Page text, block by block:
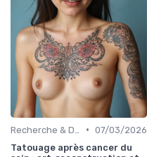
• 07/03/2026
Tatouage après cancer du